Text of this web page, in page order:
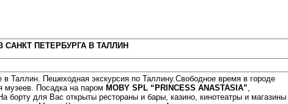
ПЕТЕРБУРГА В ТАЛЛИН
в Таллин. Пешеходная экскурсия по Таллину.Свободное время в городе
музеев. Посадка на паром MOBY SPL “PRINCESS ANASTASIA”,
борту для Вас открыты рестораны и бары, казино, кинотеатры и магазины